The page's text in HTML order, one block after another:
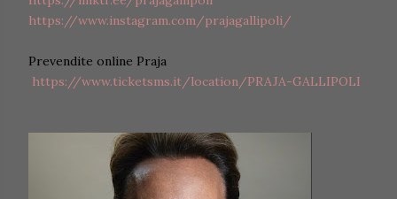
https://www.instagram.com/prajagallipoli/
Prevendite online Praja
https://www.ticketsms.it/location/PRAJA-GALLIPOLI